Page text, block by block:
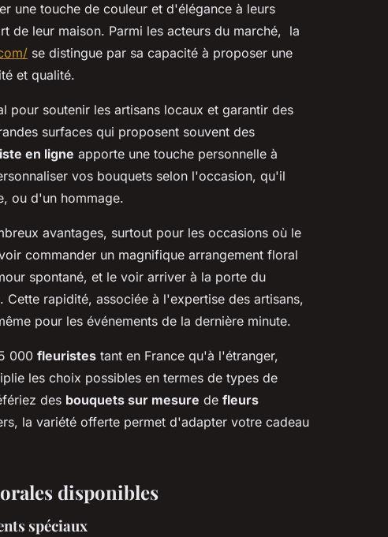
une touche de couleur et d'élégance à leurs
de leur maison. Parmi les acteurs du marché, la
se distingue par sa capacité à proposer une
et qualité.
pour soutenir les artisans locaux et garantir des
surfaces qui proposent souvent des
en ligne apporte une touche personnelle à
vos bouquets selon l'occasion, qu'il
ou d'un hommage.
avantages, surtout pour les occasions où le
commander un magnifique arrangement floral
spontané, et le voir arriver à la porte du
Cette rapidité, associée à l'expertise des artisans,
pour les événements de la dernière minute.
000 fleuristes tant en France qu'à l'étranger,
les choix possibles en termes de types de
des bouquets sur mesure de fleurs
la variété offerte permet d'adapter votre cadeau
disponibles
spéciaux